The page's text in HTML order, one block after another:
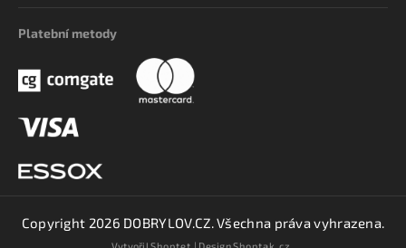
Platební metody
Copyright 2026 DOBRYLOV.CZ. Všechna práva vyhrazena.